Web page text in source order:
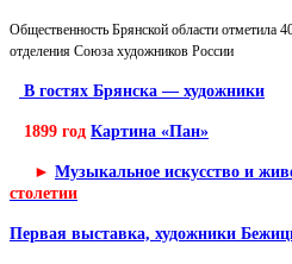
Общественность Брянской области отметила
отделения Союза художников России
В гостях Брянска — художники
1899 год Картина «Пан»
► Музыкальное искусство и
столетии
Первая выставка, художники